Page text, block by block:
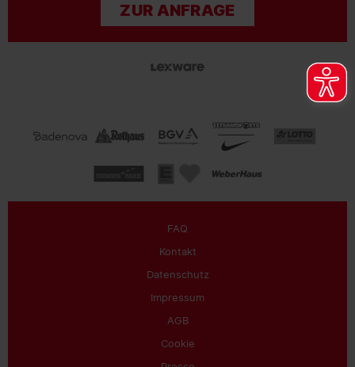
ZUR ANFRAGE
FAQ
Kontakt
Datenschutz
Impressum
AGB
Cookie